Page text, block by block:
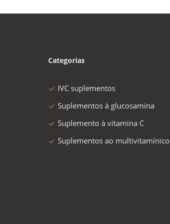
Categorias
IVC suplementos
Suplementos à glucosamina
Suplemento à vitamina C
Suplementos ao multivitamínico